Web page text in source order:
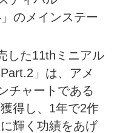
のメインステー
した11thミニアル
」は、アメ
チャートである
得し、1年で2作
輝く功績をあげ